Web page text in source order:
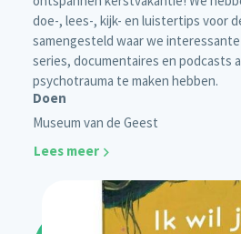
doe-, lees-, kijk- en luistertips voor
samengesteld waar we
series, documentaires en podcasts
psychotrauma te maken hebben.
Doen
Museum van de Geest
Lees meer